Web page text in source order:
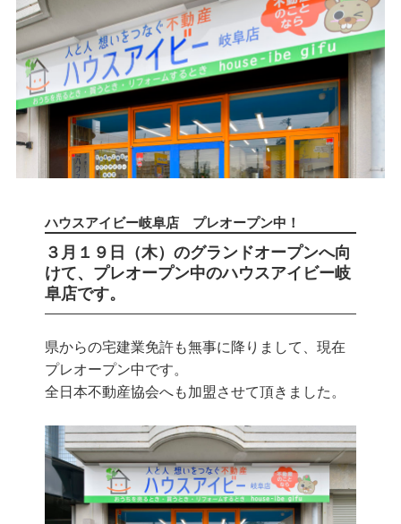
ハウスアイビー岐阜店 プレオープン中！
３月１９日（木）のグランドオープンへ向
けて、プレオープン中のハウスアイビー岐
阜店です。
県からの宅建業免許も無事に降りまして、現在
プレオープン中です。
全日本不動産協会へも加盟させて頂きました。